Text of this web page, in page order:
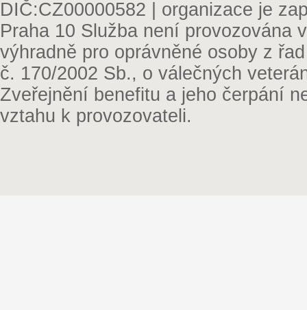
DIČ:CZ00000582 | organizace je
Praha 10 Služba není provozována
výhradně pro oprávněné osoby z
č. 170/2002 Sb., o válečných
Zveřejnění benefitu a jeho čerpání
vztahu k provozovateli.